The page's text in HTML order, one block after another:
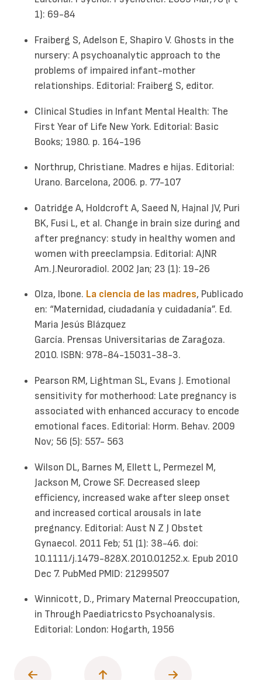
1): 69-84
Fraiberg S, Adelson E, Shapiro V. Ghosts in the
nursery: A psychoanalytic approach to the
problems of impaired infant-mother
relationships. Editorial: Fraiberg S, editor.
Clinical Studies in Infant Mental Health: The
First Year of Life New York. Editorial: Basic
Books; 1980. p. 164-196
Northrup, Christiane. Madres e hijas. Editorial:
Urano. Barcelona, 2006. p. 77-107
Oatridge A, Holdcroft A, Saeed N, Hajnal JV, Puri
BK, Fusi L, et al. Change in brain size during and
after pregnancy: study in healthy women and
women with preeclampsia. Editorial: AJNR
Am.J.Neuroradiol. 2002 Jan; 23 (1): 19-26
Olza, Ibone. La ciencia de las madres, Publicado
en: “Maternidad, ciudadanía y cuidadanía”. Ed.
Maria Jesús Blázquez
García. Prensas Universitarias de Zaragoza.
2010. ISBN: 978-84-15031-38-3.
Pearson RM, Lightman SL, Evans J. Emotional
sensitivity for motherhood: Late pregnancy is
associated with enhanced accuracy to encode
emotional faces. Editorial: Horm. Behav. 2009
Nov; 56 (5): 557- 563
Wilson DL, Barnes M, Ellett L, Permezel M,
Jackson M, Crowe SF. Decreased sleep
efficiency, increased wake after sleep onset
and increased cortical arousals in late
pregnancy. Editorial: Aust N Z J Obstet
Gynaecol. 2011 Feb; 51 (1): 38-46. doi:
10.1111/j.1479-828X.2010.01252.x. Epub 2010
Dec 7. PubMed PMID: 21299507
Winnicott, D., Primary Maternal Preoccupation,
in Through Paediatricsto Psychoanalysis.
Editorial: London: Hogarth, 1956